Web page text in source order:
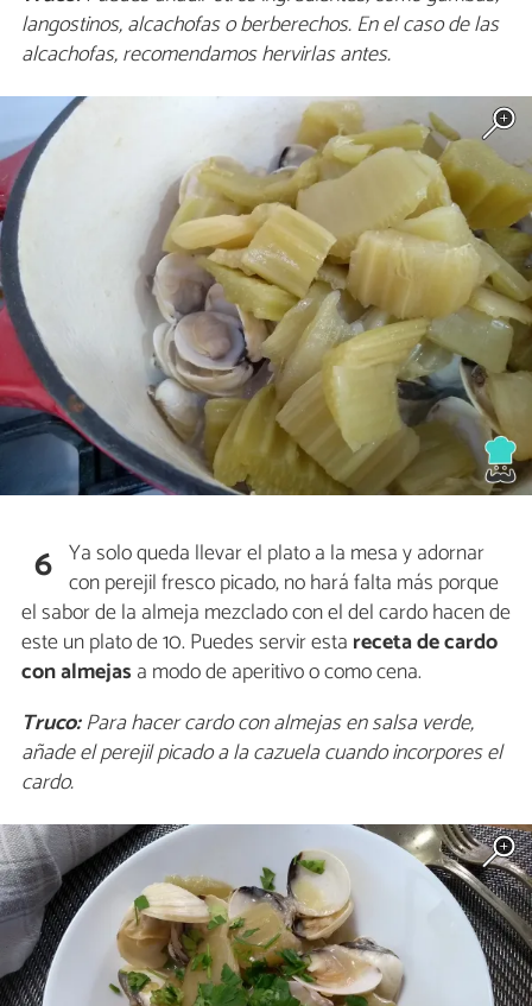
langostinos, alcachofas o berberechos. En el caso de las
alcachofas, recomendamos hervirlas antes.
6 Ya solo queda llevar el plato a la mesa y adornar
con perejil fresco picado, no hará falta más porque
el sabor de la almeja mezclado con el del cardo hacen de
este un plato de 10. Puedes servir esta receta de cardo
con almejas a modo de aperitivo o como cena.
Truco:Para hacer cardo con almejas en salsa verde,
añade el perejil picado a la cazuela cuando incorpores el
cardo.